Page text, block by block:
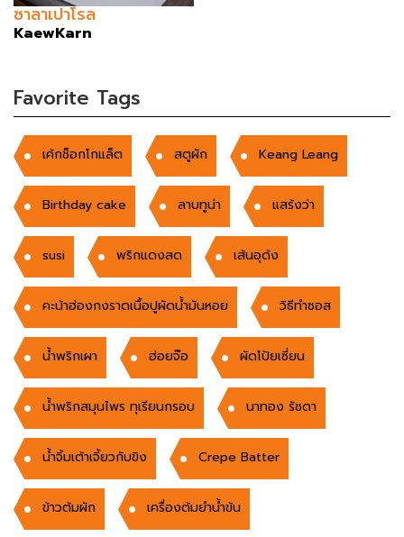
ซาลาเปาโรล
KaewKarn
Favorite Tags
เค้กช็อกโกแล็ต สตูผัก Keang Leang
Birthday cake ลาบทูน่า แสร้งว่า
susi พริกแดงสด เส้นอุด้ง
คะน้าฮ่องกงราดเนื้อปูผัดน้ำมันหอย วิธีทำซอส
นํ้าพริกเผา ฮ่อยจ๊อ ผัดโป้ยเซี่ยน
น้ำพริกสมุนไพร ทุเรียนกรอบ นาทอง รัชดา
น้ำจิ้มเต้าเจี้ยวกับขิง Crepe Batter
ข้าวต้มผัก เครื่องต้มยำน้ำข้น